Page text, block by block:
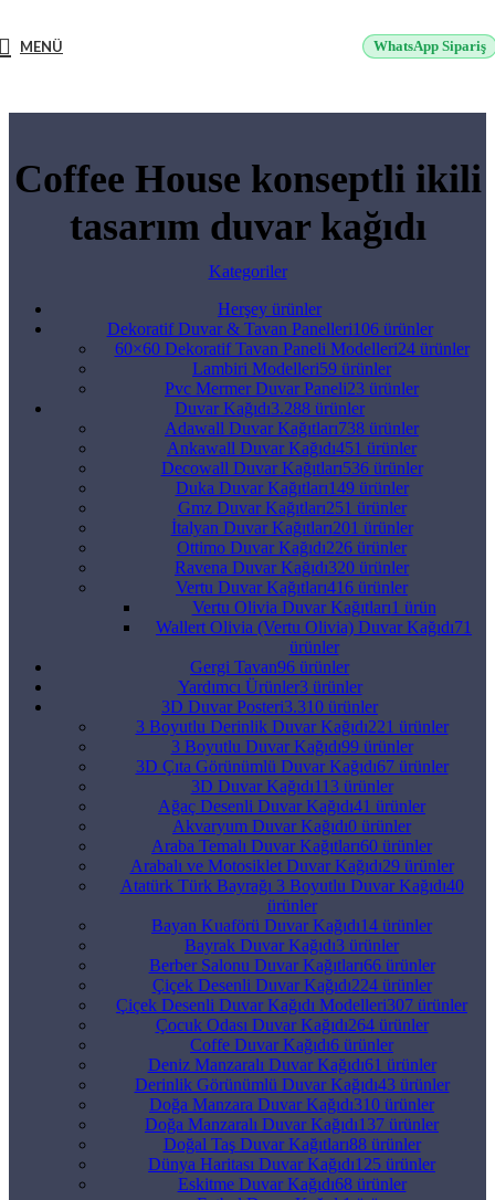
MENÜ WhatsApp Sipariş
Coffee House konseptli ikili
tasarım duvar kağıdı
Kategoriler
Herşey ürünler
Dekoratif Duvar & Tavan Panelleri106 ürünler
60×60 Dekoratif Tavan Paneli Modelleri24 ürünler
Lambiri Modelleri59 ürünler
Pvc Mermer Duvar Paneli23 ürünler
Duvar Kağıdı3.288 ürünler
Adawall Duvar Kağıtları738 ürünler
Ankawall Duvar Kağıdı451 ürünler
Decowall Duvar Kağıtları536 ürünler
Duka Duvar Kağıtları149 ürünler
Gmz Duvar Kağıtları251 ürünler
İtalyan Duvar Kağıtları201 ürünler
Ottimo Duvar Kağıdı226 ürünler
Ravena Duvar Kağıdı320 ürünler
Vertu Duvar Kağıtları416 ürünler
Vertu Olivia Duvar Kağıtları1 ürün
Wallert Olivia (Vertu Olivia) Duvar Kağıdı71
ürünler
Gergi Tavan96 ürünler
Yardımcı Ürünler3 ürünler
3D Duvar Posteri3.310 ürünler
3 Boyutlu Derinlik Duvar Kağıdı221 ürünler
3 Boyutlu Duvar Kağıdı99 ürünler
3D Çıta Görünümlü Duvar Kağıdı67 ürünler
3D Duvar Kağıdı113 ürünler
Ağaç Desenli Duvar Kağıdı41 ürünler
Akvaryum Duvar Kağıdı0 ürünler
Araba Temalı Duvar Kağıtları60 ürünler
Arabalı ve Motosiklet Duvar Kağıdı29 ürünler
Atatürk Türk Bayrağı 3 Boyutlu Duvar Kağıdı40
ürünler
Bayan Kuaförü Duvar Kağıdı14 ürünler
Bayrak Duvar Kağıdı3 ürünler
Berber Salonu Duvar Kağıtları66 ürünler
Çiçek Desenli Duvar Kağıdı224 ürünler
Çiçek Desenli Duvar Kağıdı Modelleri307 ürünler
Çocuk Odası Duvar Kağıdı264 ürünler
Coffe Duvar Kağıdı6 ürünler
Deniz Manzaralı Duvar Kağıdı61 ürünler
Derinlik Görünümlü Duvar Kağıdı43 ürünler
Doğa Manzara Duvar Kağıdı310 ürünler
Doğa Manzaralı Duvar Kağıdı137 ürünler
Doğal Taş Duvar Kağıtları88 ürünler
Dünya Haritası Duvar Kağıdı125 ürünler
Eskitme Duvar Kağıdı68 ürünler